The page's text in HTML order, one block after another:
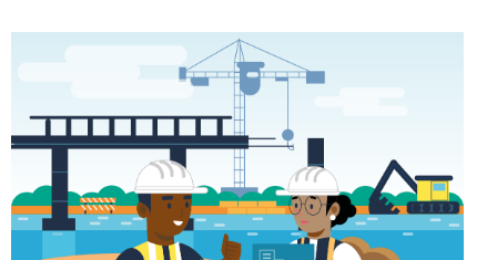
NÚCLEO DA MULHER ENGENHEIRA
JURÍDICO
CONSULTORIA
ACORDOS, CONVENÇÕES E DISSÍDIOS